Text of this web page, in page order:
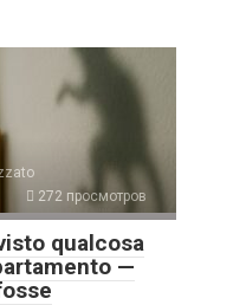
272 просмотров
qualcosa
—